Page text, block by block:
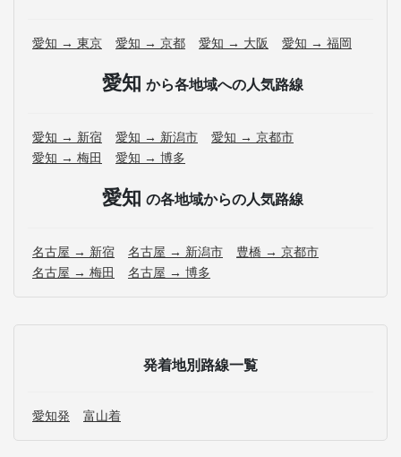
愛知 → 東京 愛知 → 京都 愛知 → 大阪 愛知 → 福岡
愛知 から各地域への人気路線
愛知 → 新宿 愛知 → 新潟市
愛知 → 京都市
愛知 → 梅田
愛知 → 博多
愛知 の各地域からの人気路線
名古屋 → 新宿 名古屋 → 新潟市
豊橋 → 京都市
名古屋 → 梅田
名古屋 → 博多
発着地別路線一覧
愛知発 富山着